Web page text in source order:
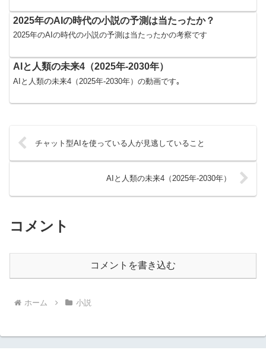
2025年のAIの時代の小説の予測は当たったか？
2025年のAIの時代の小説の予測は当たったかの考察です
AIと人類の未来4（2025年-2030年）
AIと人類の未来4（2025年-2030年）の動画です｡
チャット型AIを使っている人が見逃していること
AIと人類の未来4（2025年-2030年）
コメント
コメントを書き込む
ホーム 小説